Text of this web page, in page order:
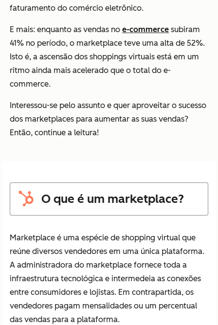
faturamento do comércio eletrônico.
E mais: enquanto as vendas no e-commerce subiram
41% no período, o marketplace teve uma alta de 52%.
Isto é, a ascensão dos shoppings virtuais está em um
ritmo ainda mais acelerado que o total do e-
commerce.
Interessou-se pelo assunto e quer aproveitar o sucesso
dos marketplaces para aumentar as suas vendas?
Então, continue a leitura!
O que é um marketplace?
Marketplace é uma espécie de shopping virtual que
reúne diversos vendedores em uma única plataforma.
A administradora do marketplace fornece toda a
infraestrutura tecnológica e intermedeia as conexões
entre consumidores e lojistas. Em contrapartida, os
vendedores pagam mensalidades ou um percentual
das vendas para a plataforma.